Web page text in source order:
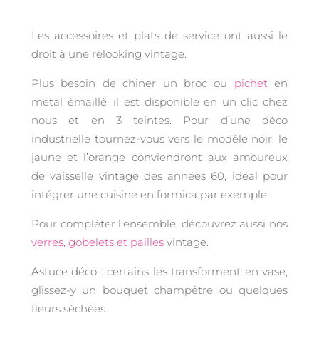
Les accessoires et plats de service ont aussi le
droit à une relooking vintage.
Plus besoin de chiner un broc ou pichet en
métal émaillé, il est disponible en un clic chez
nous et en 3 teintes. Pour d’une déco
industrielle tournez-vous vers le modèle noir, le
jaune et l’orange conviendront aux amoureux
de vaisselle vintage des années 60, idéal pour
intégrer une cuisine en formica par exemple.
Pour compléter l'ensemble, découvrez aussi nos
verres, gobelets et pailles vintage.
Astuce déco : certains les transforment en vase,
glissez-y un bouquet champêtre ou quelques
fleurs séchées.